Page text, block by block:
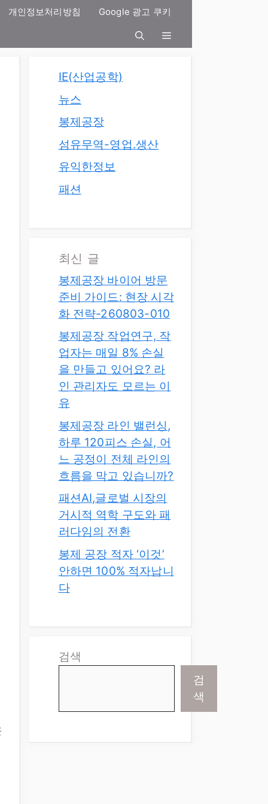
개인정보처리방침 Google 광고 쿠키
IE(산업공학)
뉴스
봉제공장
섬유무역-영업.생산
유익한정보
패션
최신 글
봉제공장 바이어 방문
준비 가이드: 현장 시각
화 전략-260803-010
봉제공장 작업연구, 작
업자는 매일 8% 손실
을 만들고 있어요? 라
인 관리자도 모르는 이
유
봉제공장 라인 밸런싱,
하루 120피스 손실, 어
느 공정이 전체 라인의
흐름을 막고 있습니까?
패션AI,글로벌 시장의
거시적 역학 구도와 패
러다임의 전환
봉제 공장 적자 ‘이것’
안하면 100% 적자납니
다
검색
검
색